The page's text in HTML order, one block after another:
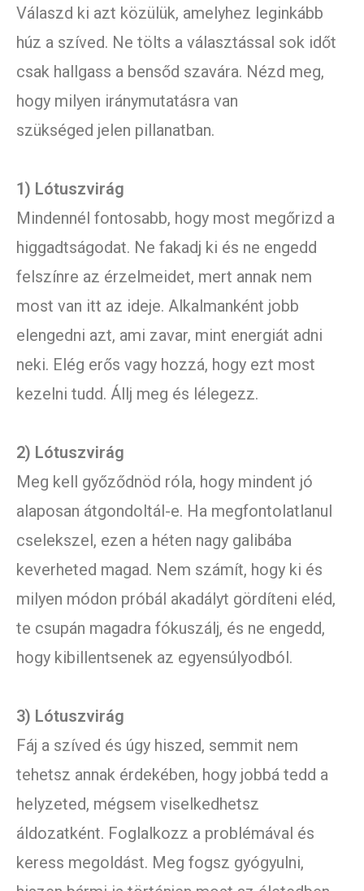
Válaszd ki azt közülük, amelyhez leginkább
húz a szíved. Ne tölts a választással sok időt
csak hallgass a bensőd szavára. Nézd meg,
hogy milyen iránymutatásra van
szükséged jelen pillanatban.
1) Lótuszvirág
Mindennél fontosabb, hogy most megőrizd a
higgadtságodat. Ne fakadj ki és ne engedd
felszínre az érzelmeidet, mert annak nem
most van itt az ideje. Alkalmanként jobb
elengedni azt, ami zavar, mint energiát adni
neki. Elég erős vagy hozzá, hogy ezt most
kezelni tudd. Állj meg és lélegezz.
2) Lótuszvirág
Meg kell győződnöd róla, hogy mindent jó
alaposan átgondoltál-e. Ha megfontolatlanul
cselekszel, ezen a héten nagy galibába
keverheted magad. Nem számít, hogy ki és
milyen módon próbál akadályt gördíteni eléd,
te csupán magadra fókuszálj, és ne engedd,
hogy kibillentsenek az egyensúlyodból.
3) Lótuszvirág
Fáj a szíved és úgy hiszed, semmit nem
tehetsz annak érdekében, hogy jobbá tedd a
helyzeted, mégsem viselkedhetsz
áldozatként. Foglalkozz a problémával és
keress megoldást. Meg fogsz gyógyulni,